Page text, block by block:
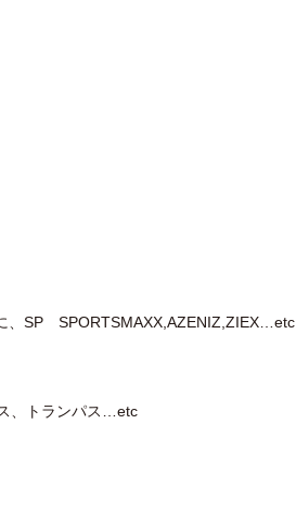
、SP SPORTSMAXX,AZENIZ,ZIEX…etc
、トランパス…etc